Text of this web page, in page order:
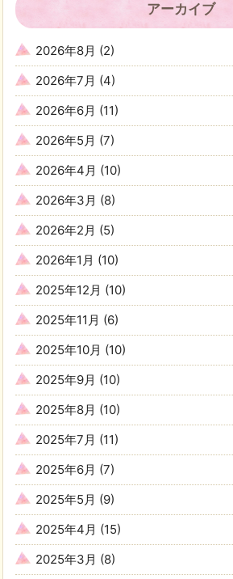
アーカイブ
2026年8月 (2)
2026年7月 (4)
2026年6月 (11)
2026年5月 (7)
2026年4月 (10)
2026年3月 (8)
2026年2月 (5)
2026年1月 (10)
2025年12月 (10)
2025年11月 (6)
2025年10月 (10)
2025年9月 (10)
2025年8月 (10)
2025年7月 (11)
2025年6月 (7)
2025年5月 (9)
2025年4月 (15)
2025年3月 (8)